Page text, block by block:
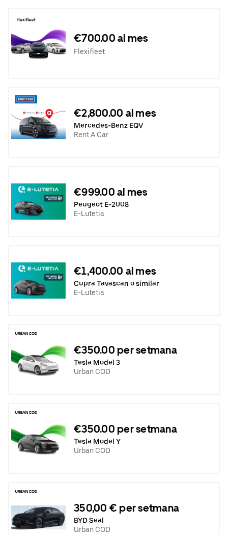
€700.00 al mes
Flexifleet
€2,800.00 al mes
Mercedes-Benz EQV
Rent A Car
€999.00 al mes
Peugeot E-2008
E-Lutetia
€1,400.00 al mes
Cupra Tavascan o similar
E-Lutetia
€350.00 per setmana
Tesla Model 3
Urban COD
€350.00 per setmana
Tesla Model Y
Urban COD
350,00 € per setmana
BYD Seal
Urban COD